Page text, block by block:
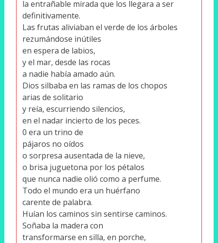
la entrañable mirada que los llegara a ser
definitivamente.
Las frutas aliviaban el verde de los árboles
rezumándose inútiles
en espera de labios,
y el mar, desde las rocas
a nadie había amado aún.
Dios silbaba en las ramas de los chopos
arias de solitario
y reía, escurriendo silencios,
en el nadar incierto de los peces.
0 era un trino de
pájaros no oídos
o sorpresa ausentada de la nieve,
o brisa juguetona por los pétalos
que nunca nadie olió como a perfume.
Todo el mundo era un huérfano
carente de palabra.
Huían los caminos sin sentirse caminos.
Soñaba la madera con
transformarse en silla, en porche,